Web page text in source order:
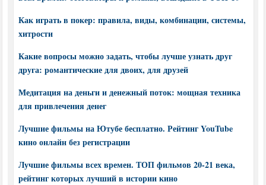
Как играть в покер: правила, виды, комбинации, системы,
хитрости
Какие вопросы можно задать, чтобы лучше узнать друг
друга: романтические для двоих, для друзей
Медитация на деньги и денежный поток: мощная техника
для привлечения денег
Лучшие фильмы на Ютубе бесплатно. Рейтинг YouTube
кино онлайн без регистрации
Лучшие фильмы всех времен. ТОП фильмов 20-21 века,
рейтинг которых лучший в истории кино